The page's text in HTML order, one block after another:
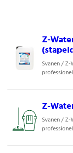
Z-
Svanen /
Z-
Svanen /